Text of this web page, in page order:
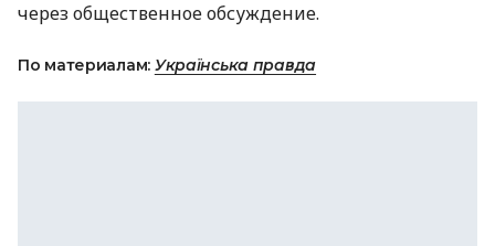
через общественное обсуждение.
По материалам: Українська правда